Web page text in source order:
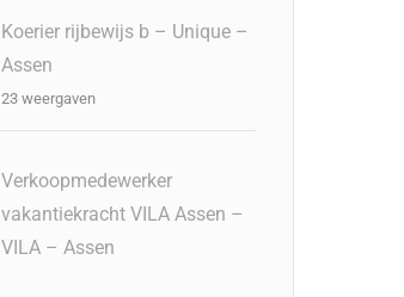
Koerier rijbewijs b – Unique –
Assen
23 weergaven
Verkoopmedewerker
vakantiekracht VILA Assen –
VILA – Assen